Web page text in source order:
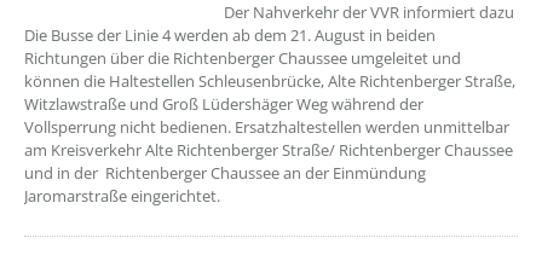
Der Nahverkehr der VVR informiert dazu
Die Busse der Linie 4 werden ab dem 21. August in beiden
Richtungen über die Richtenberger Chaussee umgeleitet und
können die Haltestellen Schleusenbrücke, Alte Richtenberger Straße,
Witzlawstraße und Groß Lüdershäger Weg während der
Vollsperrung nicht bedienen. Ersatzhaltestellen werden unmittelbar
am Kreisverkehr Alte Richtenberger Straße/ Richtenberger Chaussee
und in der Richtenberger Chaussee an der Einmündung
Jaromarstraße eingerichtet.